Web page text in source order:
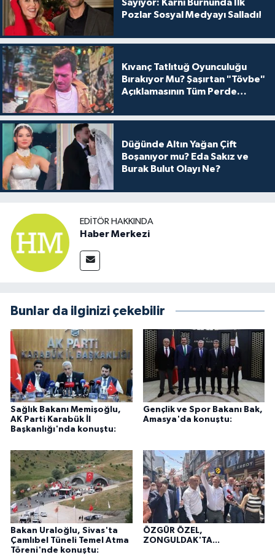
Sayıyor: Karnı Burnunda İlk
Pozlar Sosyal Medyayı Salladı!
Kıvanç Tatlıtuğ Oyunculuğu
Bırakıyor Mu? Şaşırtan "Tövbe"
Açıklamasının Tüm Perde
Düğünde Altın Yağan Çift
Boşanıyor mu? Eda Sakız ve
Burak Bulut Olayı Ne?
EDITÖR HAKKINDA
Haber Merkezi
Bunlar da ilginizi çekebilir
Sağlık Bakanı Memişoğlu,
AK Parti Karabük İl
Başkanlığı'nda konuştu:
Gençlik ve Spor Bakanı Bak,
Amasya'da konuştu:
Bakan Uraloğlu, Sivas'ta
Çamlıbel Tüneli Temel Atma
Töreni'nde konuştu:
ÖZGÜR ÖZEL,
ZONGULDAK'TA...